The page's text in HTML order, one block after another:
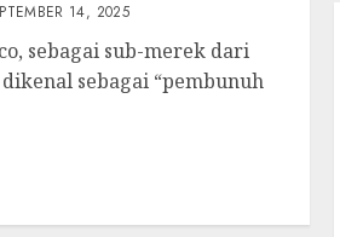
14, 2025
sebagai sub-merek dari
sebagai “pembunuh